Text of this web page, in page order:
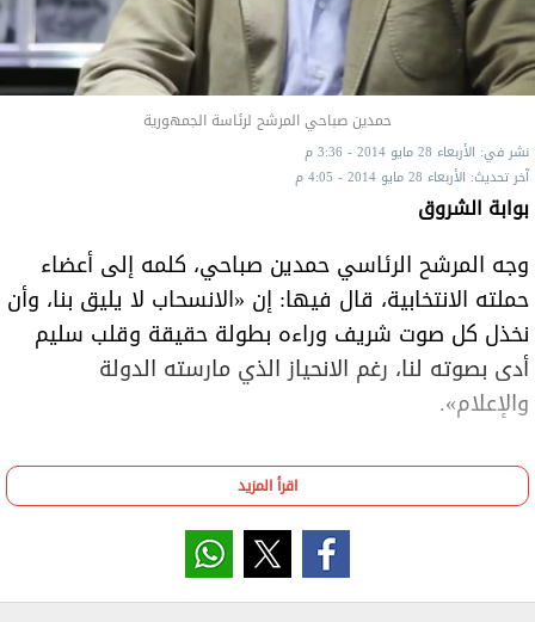
حمدين صباحي المرشح لرئاسة الجمهورية
نشر في: الأربعاء 28 مايو 2014 - 3:36 م
آخر تحديث: الأربعاء 28 مايو 2014 - 4:05 م
بوابة الشروق
وجه المرشح الرئاسي حمدين صباحي، كلمه إلى أعضاء
حملته الانتخابية، قال فيها: إن «الانسحاب لا يليق بنا، وأن
نخذل كل صوت شريف وراءه بطولة حقيقة وقلب سليم
أدى بصوته لنا، رغم الانحياز الذي مارسته الدولة
والإعلام».
اقرأ المزيد